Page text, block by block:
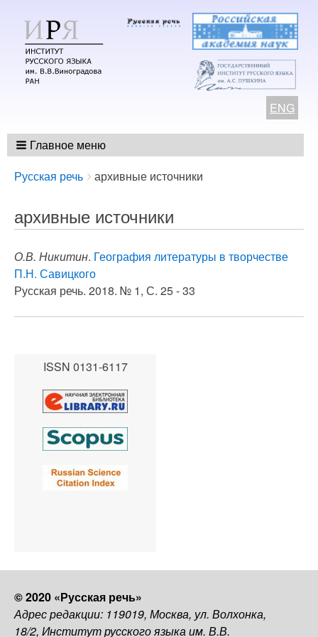
ENG
Главное меню
Breadcrumbs
You
here:
Русская речь архивные источники
архивные источники
О.В. Никитин. География литературы в творчестве
П.Н. Савицкого
Русская речь. 2018. № 1, С. 25 - 33
ISSN 0131-6117
© 2020 «Русская речь»
Адрес редакции: 119019, Москва, ул. Волхонка,
18/2, Институт русского языка им. В.В.